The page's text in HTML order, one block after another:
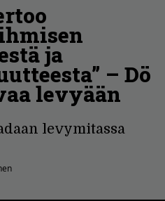
ja
– Dö
levyään
levymitassa